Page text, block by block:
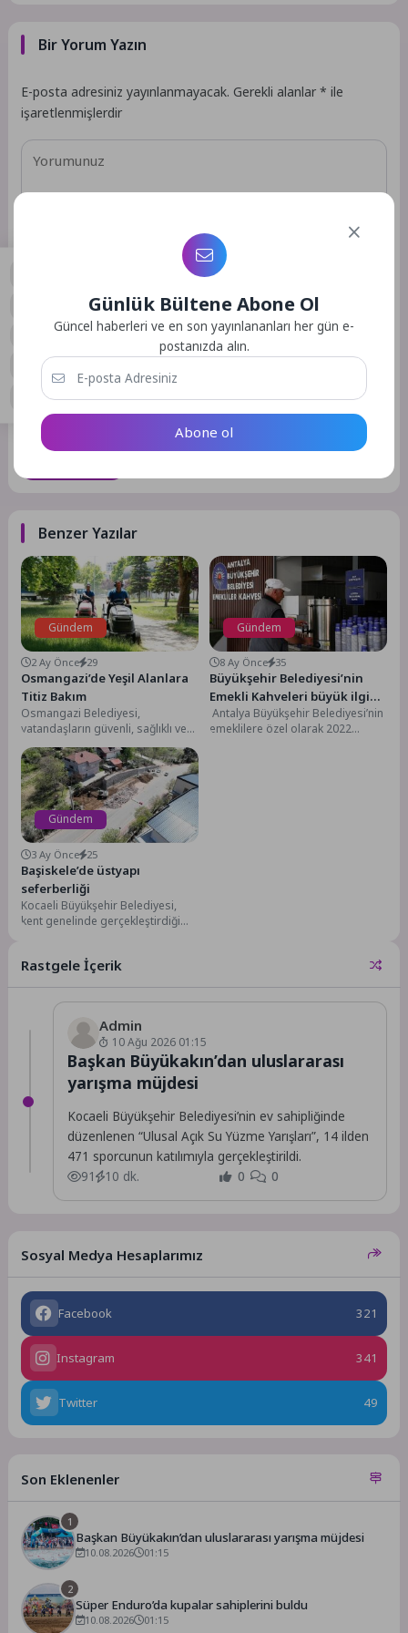
Bir Yorum Yazın
E-posta adresiniz yayınlanmayacak. Gerekli alanlar* ile
işaretlenmişlerdir
Daha sonraki yorumlarımda kullanılması için adım, e-posta
adresim ve site adresim bu tarayıcıya kaydedilsin.
Benzer Yazılar
Gündem
2 Ay Önce 29
Osmangazi’de Yeşil Alanlara
Titiz Bakım
Osmangazi Belediyesi,
vatandaşların güvenli, sağlıklı ve
konforlu bir ortamda vakit
geçirebilmesi amacıyla ilçe
genelindeki park,...
Gündem
8 Ay Önce 35
Büyükşehir Belediyesi’nin
Emekli Kahveleri büyük ilgi
görüyor
Antalya Büyükşehir Belediyesi’nin
emeklilere özel olarak 2022
Gündem
3 Ay Önce 25
Başiskele’de üstyapı
seferberliği
Kocaeli Büyükşehir Belediyesi,
kent genelinde gerçekleştirdiği
trafik...
Rastgele İçerik
Admin
10 Ağu 2026 01:15
Başkan Büyükakın’dan uluslararası
yarışma müjdesi
Kocaeli Büyükşehir Belediyesi’nin ev sahipliğinde
düzenlenen “Ulusal Açık Su Yüzme Yarışları”, 14 ilden
471 sporcunun katılımıyla gerçekleştirildi.
91
10 dk. 0 0
Sosyal Medya Hesaplarımız
Facebook 321
Instagram 341
Twitter 49
Son Eklenenler
1
Başkan Büyükakın’dan uluslararası yarışma müjdesi
10.08.2026 01:15
2
Süper Enduro’da kupalar sahiplerini buldu
10.08.2026 01:15
Günlük Bültene Abone Ol
Güncel haberleri ve en son yayınlananları her gün e-
postanızda alın.
Abone ol